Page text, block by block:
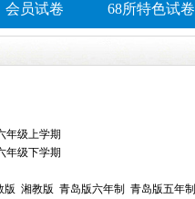
会员试卷 68所特色试卷
年级上学期
年级下学期
版 湘教版 青岛版六年制 青岛版五年制